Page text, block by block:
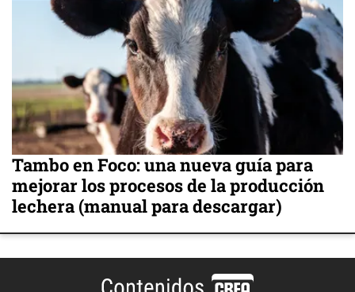
Tambo en Foco: una nueva guía para
mejorar los procesos de la producción
lechera (manual para descargar)